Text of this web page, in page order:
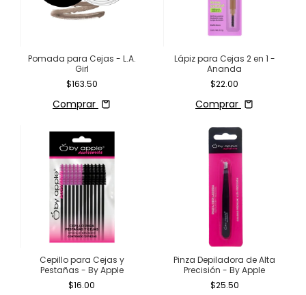
Pomada para Cejas - L.A.
Girl
$163.50
Comprar
Lápiz para Cejas 2 en 1 -
Ananda
$22.00
Comprar
Cepillo para Cejas y
Pestañas - By Apple
$16.00
Pinza Depiladora de Alta
Precisión - By Apple
$25.50